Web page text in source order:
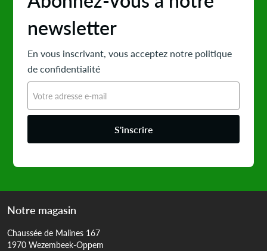
newsletter
En vous inscrivant, vous acceptez notre politique
de confidentialité
S'inscrire
Notre magasin
Chaussée de Malines 167
1970 Wezembeek-Oppem